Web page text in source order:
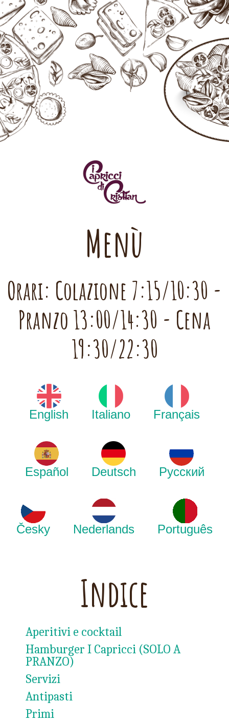
Menù
Orari: Colazione 7:15/10:30 -
Pranzo 13:00/14:30 - Cena
19:30/22:30
English Italiano Français
Español Deutsch Русский
Česky Nederlands Português
Indice
Aperitivi e cocktail
Hamburger I Capricci (SOLO A
PRANZO)
Servizi
Antipasti
Primi